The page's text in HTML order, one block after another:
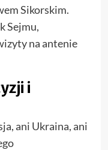
Sikorskim.
Sejmu,
na antenie
i
ani Ukraina, ani